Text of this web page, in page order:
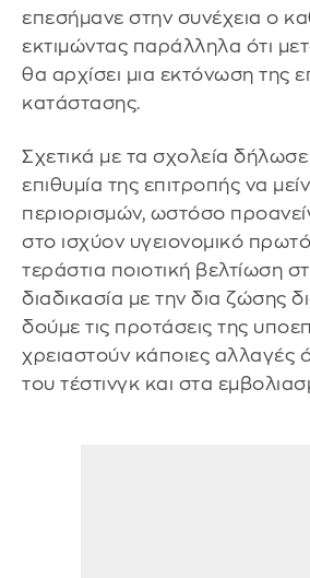
επεσήμανε στην συνέχεια ο
εκτιμώντας παράλληλα ότι
θα αρχίσει μια εκτόνωση της
κατάστασης.
Σχετικά με τα σχολεία
επιθυμία της επιτροπής να
περιορισμών, ωστόσο
στο ισχύον υγειονομικό
τεράστια ποιοτική βελτίωση
διαδικασία με την δια ζώσης
δούμε τις προτάσεις της
χρειαστούν κάποιες αλλαγές
του τέστινγκ και στα